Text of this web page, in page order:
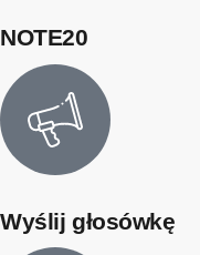
NOTE20
Wyślij głosówkę